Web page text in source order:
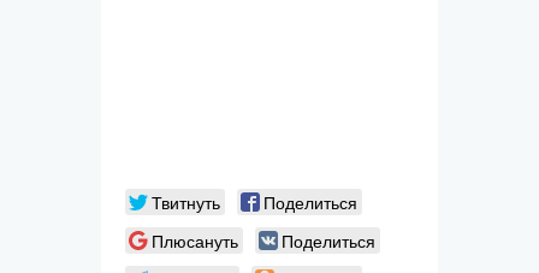
Твитнуть
Поделиться
Плюсануть
Поделиться